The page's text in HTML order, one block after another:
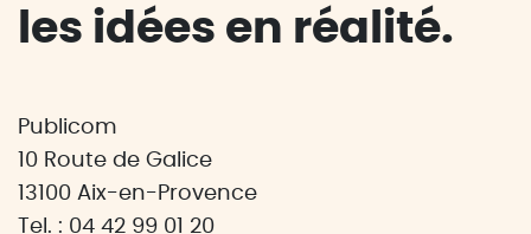
les idées en réalité.
Publicom
10 Route de Galice
13100 Aix-en-Provence
Tel. : 04 42 99 01 20